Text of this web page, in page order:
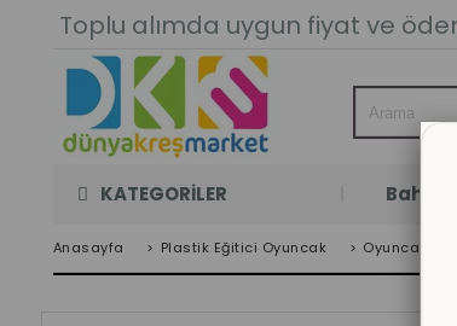
Toplu alımda uygun fiyat ve
KATEGORİLER Bahçe
Anasayfa > Plastik Eğitici Oyuncak > Oyuncak